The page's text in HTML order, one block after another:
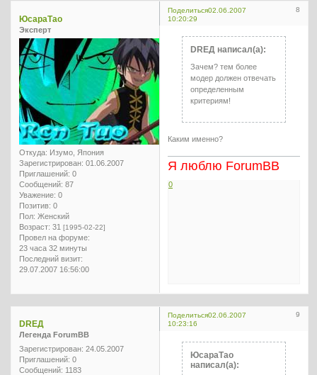
Поделиться 8
02.06.2007
10:20:29
ЮсараТао
Эксперт
Откуда: Изумо, Япония
Зарегистрирован: 01.06.2007
Приглашений: 0
Сообщений: 87
Уважение: 0
Позитив: 0
Пол: Женский
Возраст: 31 [1995-02-22]
Провел на форуме:
23 часа 32 минуты
Последний визит:
29.07.2007 16:56:00
DREД написал(а):
Зачем? тем более
модер должен отвечать
определенным
критериям!
Каким именно?
Я люблю ForumBB
0
Поделиться 9
02.06.2007
10:23:16
DREД
Легенда ForumBB
Зарегистрирован: 24.05.2007
Приглашений: 0
Сообщений: 1183
ЮсараТао
написал(а):